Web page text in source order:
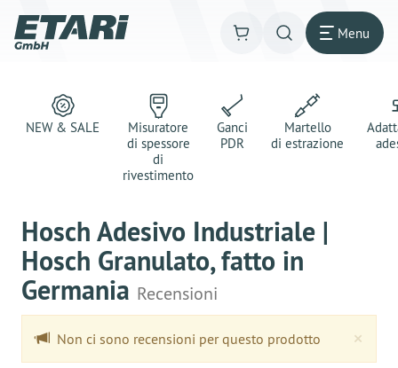
Menu
NEW & SALE
Misuratore
di spessore
di
rivestimento
Ganci
PDR
Martello
di estrazione
Hosch Adesivo Industriale |
Hosch Granulato, fatto in
Germania Recensioni
×
Non ci sono recensioni per questo prodotto